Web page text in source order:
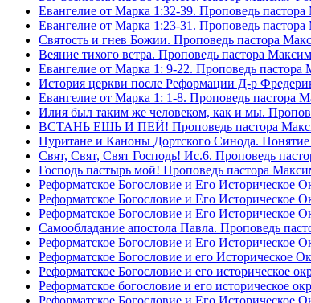
Евангелие от Марка 1:32-39. Проповедь
Евангелие от Марка 1:23-31. Проповедь
Святость и гнев Божии. Проповедь пастора
Веяние тихого ветра. Проповедь пастора
Евангелие от Марка 1: 9-22. Проповедь
История церкви после Реформации Д-р
Евангелие от Марка 1: 1-8. Проповедь пастора
Илия был таким же человеком, как и мы.
ВСТАНЬ ЕШЬ И ПЕЙ! Проповедь пастора
Пуритане и Каноны Дортского Синода.
Свят, Свят, Свят Господь! Ис.6. Проповедь
Господь пастырь мой! Проповедь пастора
Реформатское Богословие и Его Историческое
Реформатское Богословие и Его
Реформатское Богословие и Его
Самообладание апостола Павла. Проповедь
Реформатское Богословие и Его Историческое
Реформатское Богословие и его Историческое
Реформатское Богословие и его историческое
Реформатское богословие и его историческое
Реформатское Богословие и Его